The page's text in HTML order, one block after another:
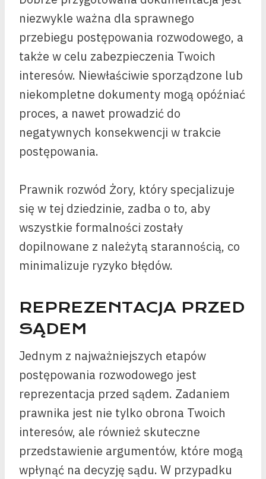
niezwykle ważna dla sprawnego
przebiegu postępowania rozwodowego, a
także w celu zabezpieczenia Twoich
interesów. Niewłaściwie sporządzone lub
niekompletne dokumenty mogą opóźniać
proces, a nawet prowadzić do
negatywnych konsekwencji w trakcie
postępowania.
Prawnik rozwód Żory, który specjalizuje
się w tej dziedzinie, zadba o to, aby
wszystkie formalności zostały
dopilnowane z należytą starannością, co
minimalizuje ryzyko błędów.
REPREZENTACJA PRZED
SĄDEM
Jednym z najważniejszych etapów
postępowania rozwodowego jest
reprezentacja przed sądem. Zadaniem
prawnika jest nie tylko obrona Twoich
interesów, ale również skuteczne
przedstawienie argumentów, które mogą
wpłynąć na decyzję sądu. W przypadku